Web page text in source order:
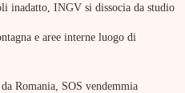
inadatto, INGV si dissocia da studio
e aree interne luogo di
Romania, SOS vendemmia